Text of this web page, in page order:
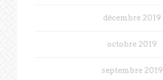
décembre 2019
octobre 2019
septembre 2019